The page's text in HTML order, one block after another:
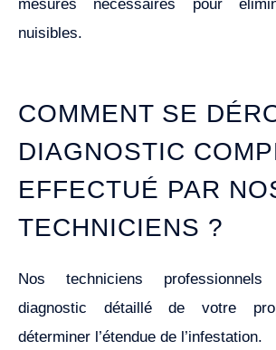
mesures nécessaires pour
nuisibles.
COMMENT SE
DIAGNOSTIC
EFFECTUÉ PAR
TECHNICIENS ?
Nos techniciens
diagnostic détaillé de votre
déterminer l’étendue de l’infestation.